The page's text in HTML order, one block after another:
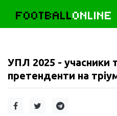
FOOTBALLONLINE
УПЛ 2025 - учасники
претенденти на